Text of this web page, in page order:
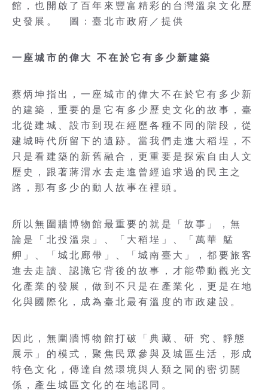
館，也開啟了百年來豐富精彩的台灣溫泉文化歷
史發展。 圖：臺北市政府／提供
一座城市的偉大 不在於它有多少新建築
蔡炳坤指出，一座城市的偉大不在於它有多少新
的建築，重要的是它有多少歷史文化的故事，臺
北從建城、設市到現在經歷各種不同的階段，從
建城時代所留下的遺跡。當我們走進大稻埕，不
只是看建築的新舊融合，更重要是探索自由人文
歷史，跟著蔣渭水去走進曾經追求過的民主之
路，那有多少的動人故事在裡頭。
所以無圍牆博物館最重要的就是「故事」，無
論是「北投溫泉」、「大稻埕」、「萬華 艋
舺」、「城北廊帶」、「城南臺大」，都要旅客
進去走讀、認識它背後的故事，才能帶動觀光文
化產業的發展，做到不只是在產業化，更是在地
化與國際化，成為臺北最有溫度的市政建設。
因此，無圍牆博物館打破「典藏、研 究、靜態
展示」的模式，聚焦民眾參與及城區生活，形成
特色文化，傳達自然環境與人類之間的密切關
係，產生城區文化的在地認同。